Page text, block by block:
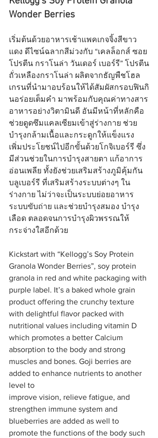
Wonder Berries
เริ่มต้นด้วยอาหารเช้าแพคเกจจิ้งสีขาว
แดง ดีไซน์ฉลากสีม่วงกับ “เคลล็อกส์ ซอย
โปรตีน กราโนล่า วันเดอร์ เบอร์รี” โปรตีน
ถั่วเหลืองกราโนล่า ผลิตจากธัญพืชโฮล
เกรนที่นำมาอบร้อนให้ได้สัมผัสกรอบฟินกิ
นอร่อยเต็มคำ มาพร้อมกับคุณค่าทางสาร
อาหารอย่างวิตามินดี อันมีหน้าที่หลักคือ
ช่วยดูดซึมแคลเซียมเข้าสู่ร่างกาย ช่วย
บำรุงกล้ามเนื้อและกระดูกให้แข็งแรง
เพิ่มประโยชน์ไปอีกขั้นด้วยโกจิเบอร์รี ซึ่ง
มีส่วนช่วยในการบำรุงสายตา แก้อาการ
อ่อนเพลีย ทั้งยังช่วยเสริมสร้างภูมิคุ้มกัน
บลูเบอร์รี ที่เสริมสร้างระบบต่างๆ ใน
ร่างกาย ไม่ว่าจะเป็นระบบย่อยอาหาร
ระบบขับถ่าย และช่วยบำรุงสมอง บำรุง
เลือด ตลอดจนการบำรุงผิวพรรณให้
กระจ่างใสอีกด้วย
Kickstart with “Kellogg’s Soy Protein
Granola Wonder Berries”, soy protein
granola in red and white packaging with
purple label. It’s a baked whole grain
product offering the crunchy texture
with delightful flavor packed with
nutritional values including vitamin D
which promotes a better Calcium
absorption to the body and strong
muscles and bones. Goji berries are
added to enhance nutrients to another
level to
improve vision, relieve fatigue, and
strengthen immune system and
blueberries are added as well to
promote the functions of the body such